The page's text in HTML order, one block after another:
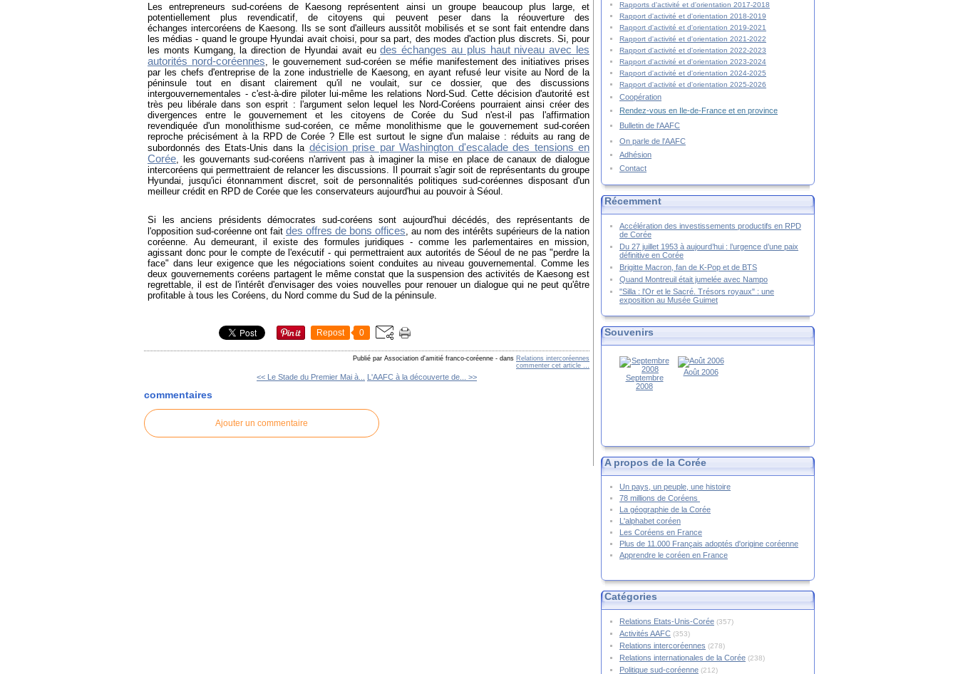
Les entrepreneurs sud-coréens de Kaesong représentent ainsi un groupe beaucoup plus large, et
potentiellement plus revendicatif, de citoyens qui peuvent peser dans la réouverture des
échanges intercoréens de Kaesong. Ils se sont d'ailleurs aussitôt mobilisés et se sont fait entendre dans
les médias - quand le groupe Hyundai avait choisi, pour sa part, des modes d'action plus discrets. Si, pour
les monts Kumgang, la direction de Hyundai avait eudes échanges au plus haut niveau avec les
autorités nord-coréennes , le gouvernement sud-coréen se méfie manifestement des initiatives prises
par les chefs d'entreprise de la zone industrielle de Kaesong, en ayant refusé leur visite au Nord de la
péninsule tout en disant clairement qu'il ne voulait, sur ce dossier, que des discussions
intergouvernementales - c'est-à-dire piloter lui-même les relations Nord-Sud. Cette décision d'autorité est
très peu libérale dans son esprit : l'argument selon lequel les Nord-Coréens pourraient ainsi créer des
divergences entre le gouvernement et les citoyens de Corée du Sud n'est-il pas l'affirmation
revendiquée d'un monolithisme sud-coréen, ce même monolithisme que le gouvernement sud-coréen
reproche précisément à la RPD de Corée ? Elle est surtout le signe d'un malaise : réduits au rang de
subordonnés des Etats-Unis dans la décision prise par Washington d'escalade des tensions en
Corée , les gouvernants sud-coréens n'arrivent pas à imaginer la mise en place de canaux de dialogue
intercoréens qui permettraient de relancer les discussions. Il pourrait s'agir soit de représentants du groupe
Hyundai, jusqu'ici étonnamment discret, soit de personnalités politiques sud-coréennes disposant d'un
meilleur crédit en RPD de Corée que les conservateurs aujourd'hui au pouvoir à Séoul.
Si les anciens présidents démocrates sud-coréens sont aujourd'hui décédés, des représentants de
l'opposition sud-coréenne ont fait des offres de bons offices , au nom des intérêts supérieurs de la nation
coréenne. Au demeurant, il existe des formules juridiques - comme les parlementaires en mission,
agissant donc pour le compte de l'exécutif - qui permettraient aux autorités de Séoul de ne pas "perdre la
face" dans leur exigence que les négociations soient conduites au niveau gouvernemental. Comme les
deux gouvernements coréens partagent le même constat que la suspension des activités de Kaesong est
regrettable, il est de l'intérêt d'envisager des voies nouvelles pour renouer un dialogue qui ne peut qu'être
profitable à tous les Coréens, du Nord comme du Sud de la péninsule.
Repost 0
Publié par Association d'amitié franco-coréenne - dans Relations intercoréennes
commenter cet article
<< Le Stade du Premier Mai à... L'AAFC à la découverte de... >>
commentaires
Ajouter un commentaire
Rapports d'activité et d'orientation 2017-2018
Rapport d'activité et d'orientation 2018-2019
Rapport d'activité et d'orientation 2019-2021
Rapport d'activité et d'orientation 2021-2022
Rapport d'activité et d'orientation 2022-2023
Rapport d'activité et d'orientation 2023-2024
Rapport d'activité et d'orientation 2024-2025
Rapport d'activité et d'orientation 2025-2026
Coopération
Rendez-vous en Ile-de-France et en province
Bulletin de l'AAFC
On parle de l'AAFC
Adhésion
Contact
Récemment
Accélération des investissements productifs en RPD
de Corée
Du 27 juillet 1953 à aujourd’hui : l’urgence d’une paix
définitive en Corée
Brigitte Macron, fan de K-Pop et de BTS
Quand Montreuil était jumelée avec Nampo
"Silla : l'Or et le Sacré. Trésors royaux" : une
exposition au Musée Guimet
Souvenirs
Septembre
2008
Août 2006
A propos de la Corée
Un pays, un peuple, une histoire
78 millions de Coréens
La géographie de la Corée
L'alphabet coréen
Les Coréens en France
Plus de 11.000 Français adoptés d'origine coréenne
Apprendre le coréen en France
Catégories
Relations Etats-Unis-Corée (357)
Activités AAFC (353)
Relations intercoréennes (278)
Relations internationales de la Corée (238)
Politique sud-coréenne (212)